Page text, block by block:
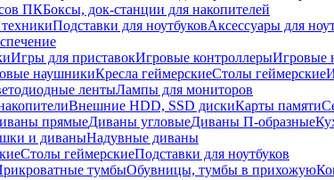
ПКБоксы, док-станции для накопителей
Подставки для ноутбуковАксессуары для
Игры для приставокИгровые контроллерыИгровые
наушникиКресла геймерскиеСтолы геймерские
лентыЛампы для мониторов
Внешние HDD, SSD дискиКарты памяти
прямыеДиваны угловыеДиваны П-образные
и диваныНадувные диваны
Столы геймерскиеПодставки для ноутбуков
тумбыОбувницы, тумбы в прихожую